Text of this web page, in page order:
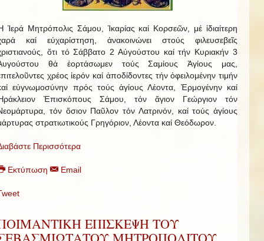
Ἱερά Μητρόπολις Σάμου, Ἰκαρίας καί Κορσεῶν, μέ ἰδιαίτερη
καί εὐχαρίστηση, ἀνακοινώνει στούς φιλευσεβεῖς
ὅτι τό Σάββατο 2 Αὐγούστου καί τήν Κυριακήν 3
θά ἑορτάσωμεν τούς Σαμίους Ἁγίους μας,
χρέος ἱερόν καί ἀποδίδοντες τήν ὀφειλομένην τιμήν
εὐγνωμοσύνην πρός τούς ἁγίους Λέοντα, Ἑρμογένην καί
Ἐπισκόπους Σάμου, τόν ἅγιον Γεώργιον τόν
τόν ὅσιον Παῦλον τόν Λατρινόν, καί τούς ἁγίους
στρατιωτικούς Γρηγόριον, Λέοντα καί Θεόδωρον.
Περισσότερα
Εκτύπωση Email
ΕΠΙΣΚΕΨΗ ΤΟΥ